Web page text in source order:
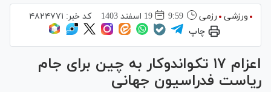
ورزشی رزمی 9:59 19 اسفند 1403 کد خبر: ۴۸۲۴۷۷۱
چاپ
اعزام ۱۷ تکواندوکار به چین برای جام
ریاست فدراسیون جهانی